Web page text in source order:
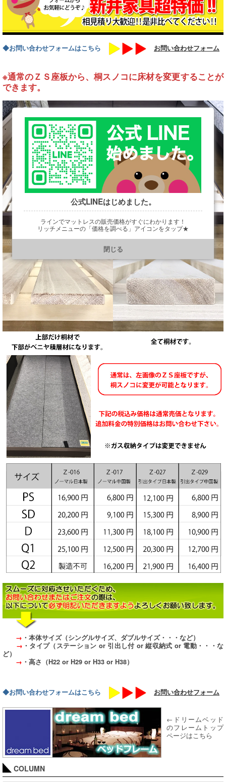
◆お問い合わせフォームはこちら お問い合わせフォーム
※通常のＺＳ座板から、桐スノコに床材を変更することが
できます。
→ ・本体サイズ（シングルサイズ、ダブルサイズ・・・など）
→ ・タイプ（ステーション or 引出し付 or 縦収納式 or 電動・・・な
ど）
→ ・高さ（H22 or H29 or H33 or H38）
◆お問い合わせフォームはこちら お問い合わせフォーム
←ドリームベッド
のフレームトップ
ページはこちら
COLUMN
公式LINEはじめました。
ラインでマットレスの販売価格がすぐにわかります！
リッチメニューの「価格を調べる」アイコンをタップ★
https://line.me/R/ti/p/@901ptzjz
閉じる